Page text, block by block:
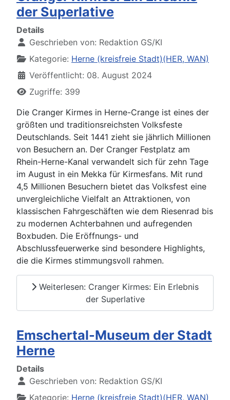
der Superlative
Details
Geschrieben von: Redaktion GS/KI
Kategorie: Herne (kreisfreie Stadt)(HER, WAN)
Veröffentlicht: 08. August 2024
Zugriffe: 399
Die Cranger Kirmes in Herne-Crange ist eines der
größten und traditionsreichsten Volksfeste
Deutschlands. Seit 1441 zieht sie jährlich Millionen
von Besuchern an. Der Cranger Festplatz am
Rhein-Herne-Kanal verwandelt sich für zehn Tage
im August in ein Mekka für Kirmesfans. Mit rund
4,5 Millionen Besuchern bietet das Volksfest eine
unvergleichliche Vielfalt an Attraktionen, von
klassischen Fahrgeschäften wie dem Riesenrad bis
zu modernen Achterbahnen und aufregenden
Boxbuden. Die Eröffnungs- und
Abschlussfeuerwerke sind besondere Highlights,
die die Kirmes stimmungsvoll rahmen.
Weiterlesen: Cranger Kirmes: Ein Erlebnis
der Superlative
Emschertal-Museum der Stadt
Herne
Details
Geschrieben von: Redaktion GS/KI
Kategorie: Herne (kreisfreie Stadt)(HER, WAN)